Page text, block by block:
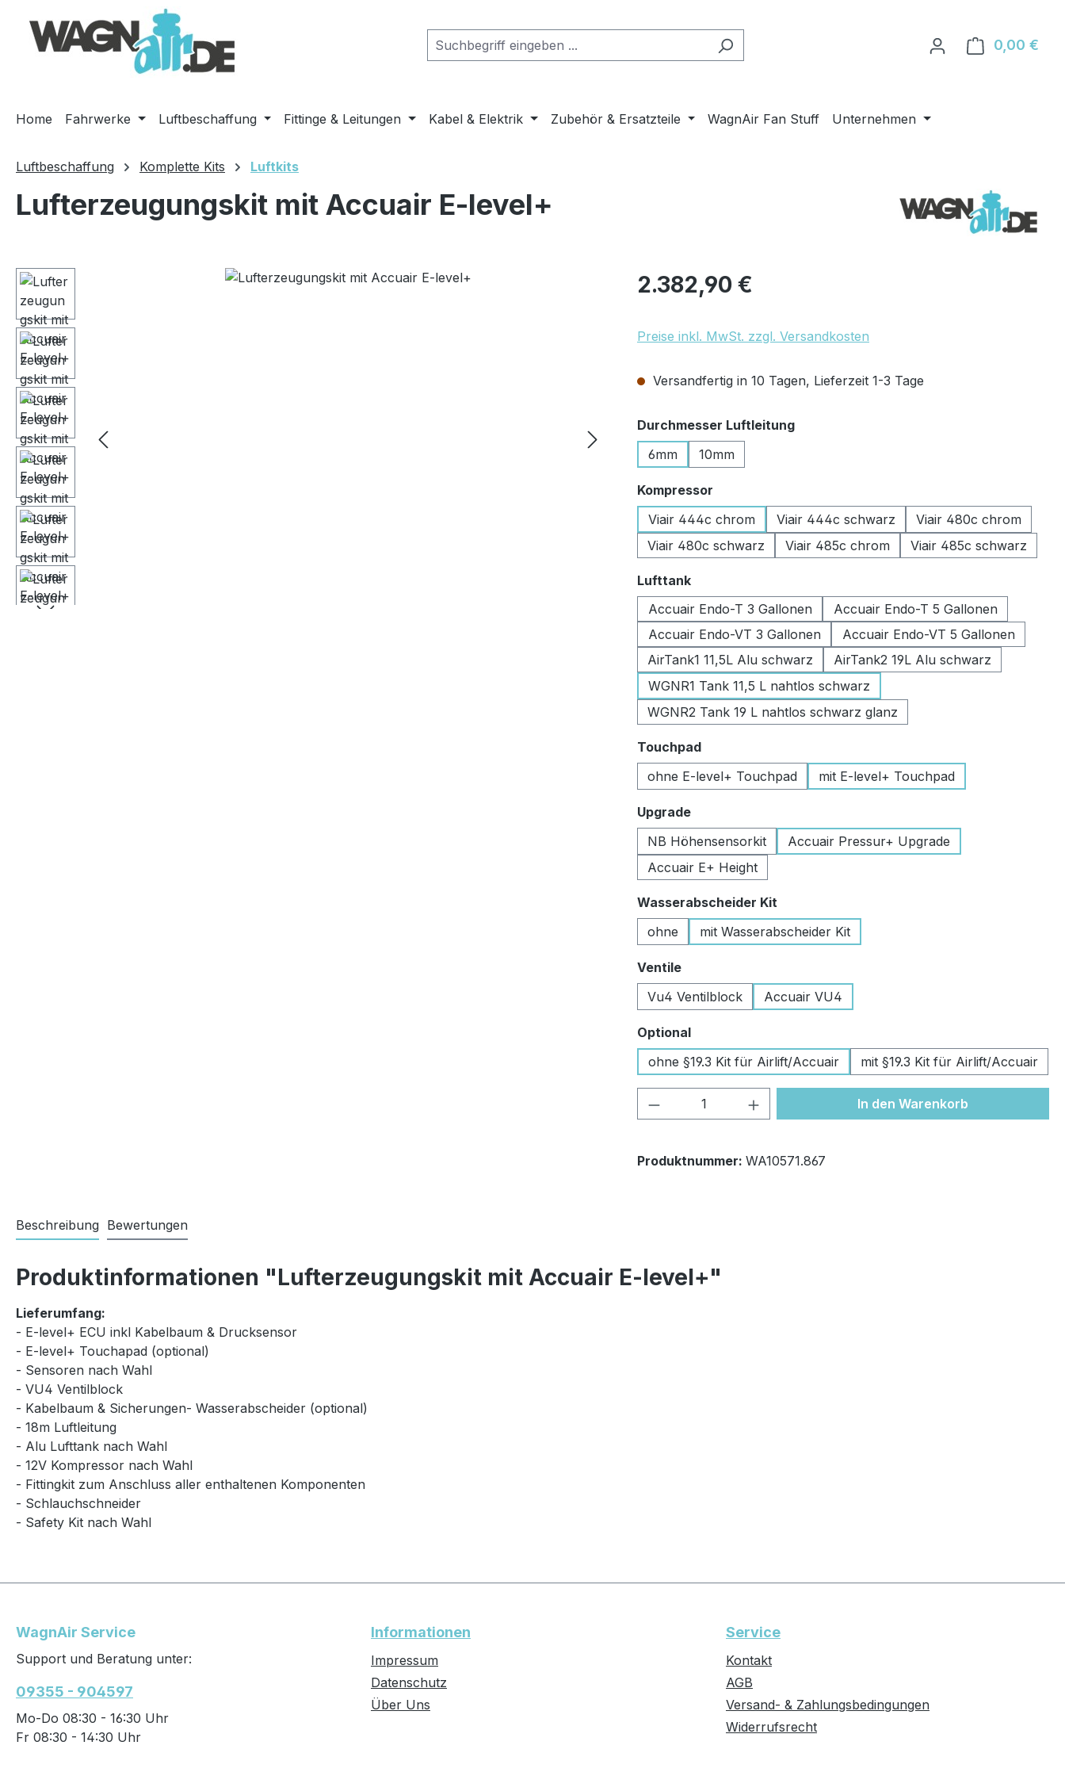
Hauptinhalt springen
Zur Suche springen
Zur Hauptnavigation springen
0,00 €
Home Fahrwerke Luftbeschaffung Fittinge & Leitungen Kabel & Elektrik Zubehör & Ersatzteile WagnAir Fan Stuff Unternehmen
Luftbeschaffung Komplette Kits Luftkits
Lufterzeugungskit mit Accuair E-level+
Bildergalerie überspringen Regulärer Preis:
2.382,90 €
Preise inkl. MwSt. zzgl. Versandkosten
Versandfertig in 10 Tagen, Lieferzeit 1-3 Tage
Durchmesser Luftleitungauswählen
6mm
10mm
Kompressor
Viair 444c chrom
Viair 444c schwarz
Viair 480c chrom
Viair 480c schwarz
Viair 485c chrom Viair 485c schwarz
Lufttankauswählen
Accuair Endo-T 3 Gallonen
Accuair Endo-T 5 Gallonen
Accuair Endo-VT 3 Gallonen
Accuair Endo-VT 5 Gallonen
AirTank1 11,5L Alu schwarz
AirTank2 19L Alu schwarz
WGNR1 Tank 11,5 L nahtlos schwarz
WGNR2 Tank 19 L nahtlos schwarz glanz
Touchpadauswählen
ohne E-level+ Touchpad
mit E-level+ Touchpad
Upgradeauswählen
NB Höhensensorkit
Accuair Pressur+ Upgrade
Accuair E+ Height
Wasserabscheider Kit
ohne
mit Wasserabscheider Kit
Ventileauswählen
Vu4 Ventilblock
Accuair VU4
Optionalauswählen
ohne §19.3 Kit für Airlift/Accuair
mit §19.3 Kit für Airlift/Accuair
Produkt Anzahl: Gib den gewünschten Wert
In den Warenkorb
Produktnummer: WA10571.867
Beschreibung Bewertungen
Produktinformationen "Lufterzeugungskit mit Accuair E-level+"
Lieferumfang:
- E-level+ ECU inkl Kabelbaum & Drucksensor
- E-level+ Touchapad (optional)
- Sensoren nach Wahl
- VU4 Ventilblock
- Kabelbaum & Sicherungen- Wasserabscheider (optional)
- 18m Luftleitung
- Alu Lufttank nach Wahl
- 12V Kompressor nach Wahl
- Fittingkit zum Anschluss aller enthaltenen Komponenten
- Schlauchschneider
- Safety Kit nach Wahl
WagnAir Service
Support und Beratung unter:
09355 - 904597
Mo-Do 08:30 - 16:30 Uhr
Fr 08:30 - 14:30 Uhr
Informationen
Impressum
Datenschutz
Über Uns
Service
Kontakt
AGB
Versand- & Zahlungsbedingungen
Widerrufsrecht